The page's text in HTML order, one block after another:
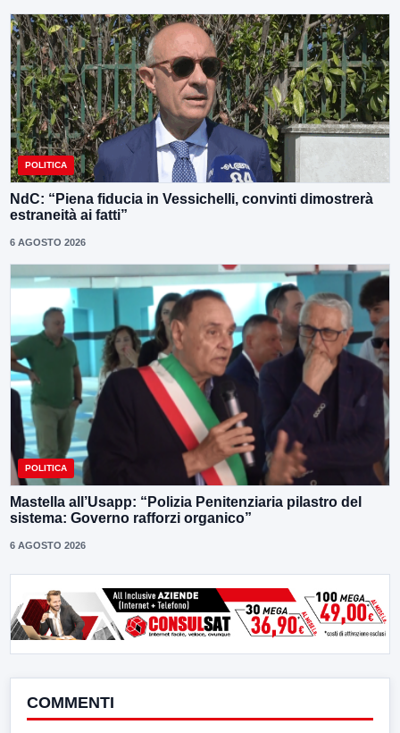
POLITICA
NdC: “Piena fiducia in Vessichelli, convinti dimostrerà
estraneità ai fatti”
6 AGOSTO 2026
POLITICA
Mastella all’Usapp: “Polizia Penitenziaria pilastro del
sistema: Governo rafforzi organico”
6 AGOSTO 2026
COMMENTI